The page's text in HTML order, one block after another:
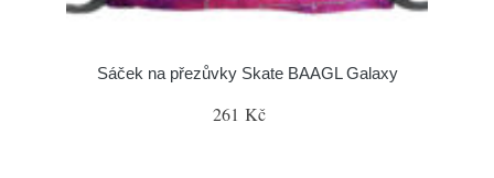
Sáček na přezůvky Skate BAAGL Galaxy
261 Kč